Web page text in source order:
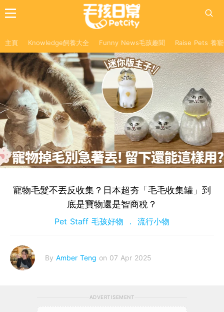
主頁 Knowledge飼養大全 Funny News毛孩趣聞 Raise Pets 養
寵物毛髮不丟反收集？日本超夯「毛毛收集罐」到
底是寶物還是智商稅？
Pet Staff 毛孩好物 流行小物
By Amber Teng on 07 Apr 2025
ADVERTISEMENT